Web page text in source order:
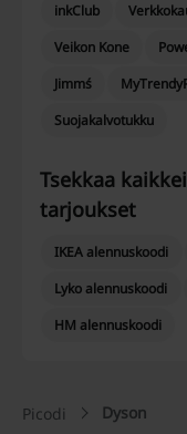
inkClub
Veikon Kone
Jimm´s
Suojakalvotukku
Tsekkaa
tarjoukset
IKEA alennuskoodi
Lyko alennuskoodi
HM alennuskoodi
Picodi Dyson